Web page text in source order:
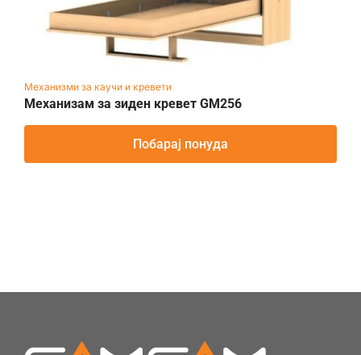
Механизми за каучи и кревети
Механизам за зиден кревет GM256
Побарај понуда